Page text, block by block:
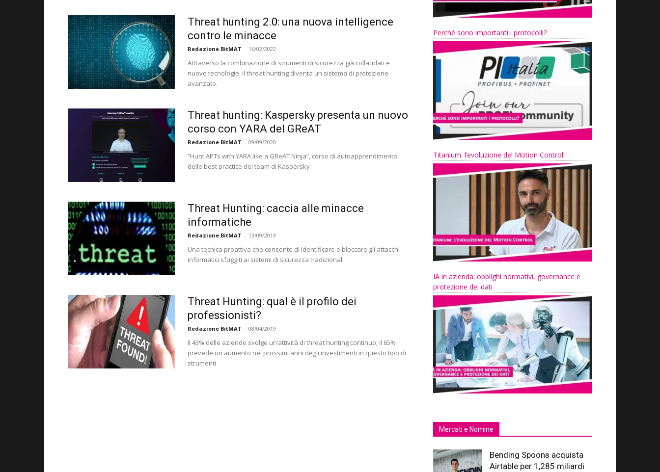
Threat hunting 2.0: una nuova intelligence
contro le minacce
Redazione BitMAT - 16/02/2022
Attraverso la combinazione di strumenti di sicurezza già collaudati e
nuove tecnologie, il threat hunting diventa un sistema di protezione
avanzato.
Threat hunting: Kaspersky presenta un nuovo
corso con YARA del GReAT
Redazione BitMAT - 09/09/2020
“Hunt APTs with YARA like a GReAT Ninja”, corso di autoapprendimento
delle best practice del team di Kaspersky
Threat Hunting: caccia alle minacce
informatiche
Redazione BitMAT - 13/09/2019
Una tecnica proattiva che consente di identificare e bloccare gli attacchi
informatici sfuggiti ai sistemi di sicurezza tradizionali
Threat Hunting: qual è il profilo dei
professionisti?
Redazione BitMAT - 08/04/2019
Il 43% delle aziende svolge un’attività di threat hunting continuo; il 65%
prevede un aumento nei prossimi anni degli investimenti in questo tipo di
strumenti
Perché sono importanti i protocolli?
Titanium: l’evoluzione del Motion Control
IA in azienda: obblighi normativi, governance e
protezione dei dati
Mercati e Nomine
Bending Spoons acquista
Airtable per 1,285 miliardi